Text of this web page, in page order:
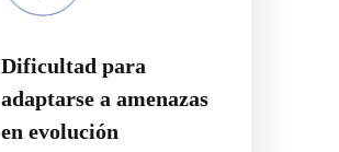
Dificultad para
adaptarse a amenazas
en evolución